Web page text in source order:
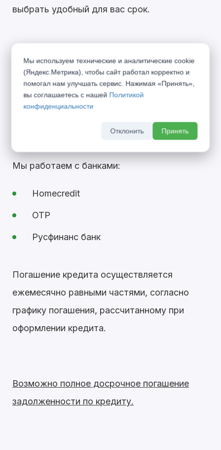
выбрать удобный для вас срок.
Условия рассрочки:
Рассрочка предоставляется сроком на 4 - 6
месяцев.
Мы работаем с банками:
Homecredit
OTP
Русфинанс банк
Погашение кредита осуществляется
ежемесячно равными частями, согласно
графику погашения, рассчитанному при
оформлении кредита.
Возможно полное досрочное погашение
задолженности по кредиту.
Мы используем технические и аналитические cookie
(Яндекс.Метрика), чтобы сайт работал корректно и
помогал нам улучшать сервис. Нажимая «Принять»,
вы соглашаетесь с нашей Политикой
конфиденциальности
Отклонить Принять